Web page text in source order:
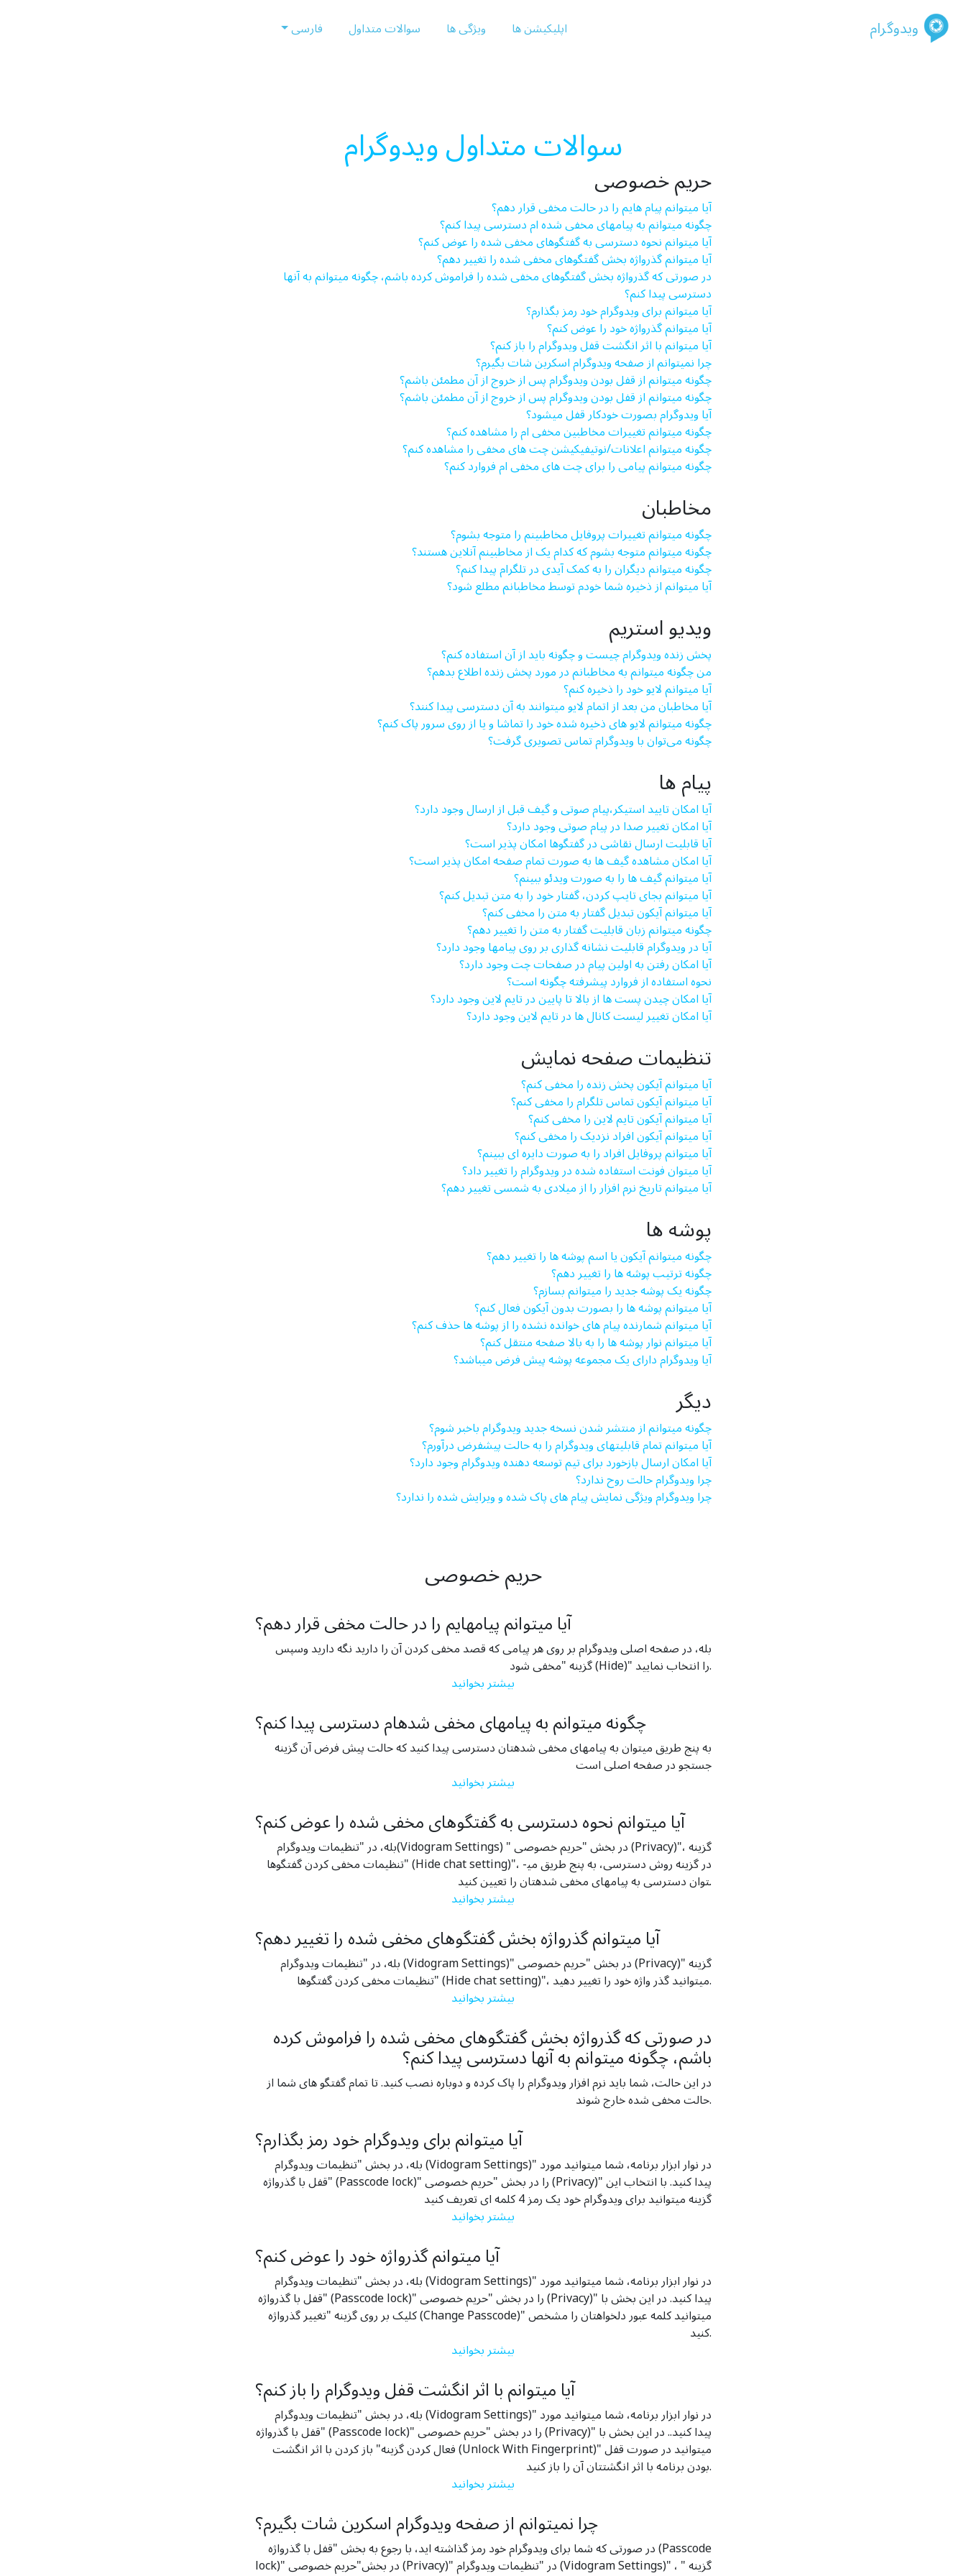
ویدوگرام اپلیکیشن ها ویژگی ها سوالات متداول فارسی
سوالات متداول ویدوگرام
حریم خصوصی
آیا می­توانم پیام ­هایم را در حالت مخفی قرار دهم؟
چگونه می­توانم به پیام­های مخفی شده­ ام دسترسی پیدا کنم؟
آیا می­توانم نحوه دسترسی به گفتگوهای مخفی شده را عوض کنم؟
آیا می­توانم گذرواژه بخش گفتگو­های مخفی شده را تغییر دهم؟
در صورتی که گذرواژه بخش گفتگوهای مخفی شده را فراموش کرده باشم، چگونه می­توانم به آنها
دسترسی پیدا کنم؟
آیا می­توانم برای ویدوگرام خود رمز بگذارم؟
آیا می­توانم گذرواژه خود را عوض کنم؟
آیا می­توانم با اثر انگشت قفل ویدوگرام را باز کنم؟
چرا نمی­توانم از صفحه ویدوگرام اسکرین شات بگیرم؟
چگونه می­توانم از قفل بودن ویدوگرام پس از خروج از آن مطمئن باشم؟
چگونه می­توانم از قفل بودن ویدوگرام پس از خروج از آن مطمئن باشم؟
آیا ویدوگرام بصورت خودکار قفل می­شود؟
چگونه میتوانم تغییرات مخاطبین مخفی ام را مشاهده کنم؟
چگونه میتوانم اعلانات/نوتیفیکیشن چت های مخفی را مشاهده کنم؟
چگونه میتوانم پیامی را برای چت های مخفی ام فروارد کنم؟
مخاطبان
چگونه می­توانم تغییرات پروفایل مخاطبینم را متوجه بشوم؟
چگونه می­توانم متوجه بشوم که کدام یک از مخاطبینم آنلاین هستند؟
چگونه می­توانم دیگران را به کمک آیدی در تلگرام پیدا کنم؟
آیا میتوانم از ذخیره شما خودم توسط مخاطبانم مطلع شود؟
ویدیو استریم
پخش زنده ویدوگرام چیست و چگونه باید از آن استفاده کنم؟
من چگونه می­توانم به مخاطبانم در مورد پخش زنده اطلاع بدهم؟
آیا می­توانم لایو خود را ذخیره کنم؟
آیا مخاطبان من بعد از اتمام لایو می­توانند به آن دسترسی پیدا کنند؟
چگونه میتوانم لایو های ذخیره شده خود را تماشا و یا از روی سرور پاک کنم؟
چگونه می‌توان با ویدوگرام تماس تصویری گرفت؟
پیام ها
آیا امکان تایید استیکر،پیام صوتی و گیف قبل از ارسال وجود دارد؟
آیا امکان تغییر صدا در پیام صوتی وجود دارد؟
آیا قابلیت ارسال نقاشی در گفتگوها امکان پذیر است؟
آیا امکان مشاهده گیف ها به صورت تمام صفحه امکان پذیر است؟
آیا میتوانم گیف ها را به صورت ویدئو ببینم؟
آیا میتوانم بجای تایپ کردن، گفتار خود را به متن تبدیل کنم؟
آیا میتوانم آیکون تبدیل گفتار به متن را مخفی کنم؟
چگونه میتوانم زبان قابلیت گفتار به متن را تغییر دهم؟
آیا در ویدوگرام قابلیت نشانه گذاری بر روی پیام­ها وجود دارد؟
آیا امکان رفتن به اولین پیام در صفحات چت وجود دارد؟
نحوه استفاده از فروارد پیشرفته چگونه است؟
آیا امکان چیدن پست ها از بالا تا پایین در تایم لاین وجود دارد؟
آیا امکان تغییر لیست کانال ها در تایم لاین وجود دارد؟
تنظیمات صفحه نمایش
آیا می­توانم آیکون پخش زنده را مخفی کنم؟
آیا می­توانم آیکون تماس تلگرام را مخفی کنم؟
آیا می­توانم آیکون تایم لاین را مخفی کنم؟
آیا می­توانم آیکون افراد نزدیک را مخفی کنم؟
آیا می­توانم پروفایل افراد را به صورت دایره ای ببینم؟
آیا میتوان فونت استفاده شده در ویدوگرام را تغییر داد؟
آیا می­توانم تاریخ نرم افزار را از میلادی به شمسی تغییر دهم؟
پوشه ها
چگونه میتوانم آیکون یا اسم پوشه ها را تغییر دهم؟
چگونه ترتیب پوشه ها را تغییر دهم؟
چگونه یک پوشه جدید را میتوانم بسازم؟
آیا میتوانم پوشه ها را بصورت بدون آیکون فعال کنم؟
آیا میتوانم شمارنده پیام های خوانده نشده را از پوشه ها حذف کنم؟
آیا میتوانم نوار پوشه ها را به بالا صفحه منتقل کنم؟
آیا ویدوگرام دارای یک مجموعه پوشه پیش فرض میباشد؟
دیگر
چگونه می­توانم از منتشر شدن نسخه جدید ویدوگرام باخبر شوم؟
آیا می­توانم تمام قابلیت­های ویدوگرام را به حالت پیشفرض درآورم؟
آیا امکان ارسال بازخورد برای تیم توسعه دهنده ویدوگرام وجود دارد؟
چرا ویدوگرام حالت روح ندارد؟
چرا ویدوگرام ویژگی نمایش پیام های پاک شده و ویرایش شده را ندارد؟
حریم خصوصی
آیا می­توانم پیام­هایم را در حالت مخفی قرار دهم؟
بله، در صفحه اصلی ویدوگرام بر روی هر پیامی که قصد مخفی کردن آن را دارید نگه دارید وسپس
گزینه "مخفی شود (Hide)" را انتخاب نمایید.
بیشتر بخوانید
چگونه می­توانم به پیام­های مخفی شده­ام دسترسی پیدا کنم؟
به پنج طریق می­توان به پیام­های مخفی شده­تان دسترسی پیدا کنید که حالت پیش فرض آن گزینه
جستجو در صفحه اصلی است
بیشتر بخوانید
آیا می­توانم نحوه دسترسی به گفتگوهای مخفی شده را عوض کنم؟
بله، در "تنظیمات ویدوگرام(Vidogram Settings) " در بخش "حریم خصوصی (Privacy)"، گزینه
"تنظیمات مخفی کردن گفتگوها (Hide chat setting)"، در گزینه روش دسترسی، به پنج طریق می­
توان دسترسی به پیام­های مخفی شده­تان را تعیین کنید.
بیشتر بخوانید
آیا می­توانم گذرواژه بخش گفتگو­های مخفی شده را تغییر دهم؟
بله، در "تنظیمات ویدوگرام (Vidogram Settings)" در بخش "حریم خصوصی (Privacy)" گزینه
"تنظیمات مخفی کردن گفتگوها (Hide chat setting)"، می­توانید گذر واژه خود را تغییر دهید.
بیشتر بخوانید
در صورتی که گذرواژه بخش گفتگوهای مخفی شده را فراموش کرده
باشم، چگونه می­توانم به آنها دسترسی پیدا کنم؟
در این حالت، شما باید نرم افزار ویدوگرام را پاک کرده و دوباره نصب کنید. تا تمام گفتگو های شما از
حالت مخفی شده خارج شوند.
آیا می­توانم برای ویدوگرام خود رمز بگذارم؟
بله، در بخش "تنظیمات ویدوگرام (Vidogram Settings)" در نوار ابزار برنامه، شما می­توانید مورد
"قفل با گذرواژه (Passcode lock)" را در بخش "حریم خصوصی (Privacy)" پیدا کنید. با انتخاب این
گزینه می­توانید برای ویدوگرام خود یک رمز 4 کلمه ای تعریف کنید
بیشتر بخوانید
آیا می­توانم گذرواژه خود را عوض کنم؟
بله، در بخش "تنظیمات ویدوگرام (Vidogram Settings)" در نوار ابزار برنامه، شما می­توانید مورد
"قفل با گذرواژه (Passcode lock)" را در بخش "حریم خصوصی (Privacy)" پیدا کنید. در این بخش با
کلیک بر روی گزینه "تغییر گذرواژه (Change Passcode)" می­توانید کلمه عبور دلخواه­تان را مشخص
کنید.
بیشتر بخوانید
آیا می­توانم با اثر انگشت قفل ویدوگرام را باز کنم؟
بله، در بخش "تنظیمات ویدوگرام (Vidogram Settings)" در نوار ابزار برنامه، شما می­توانید مورد
"قفل با گذرواژه (Passcode lock)" را در بخش "حریم خصوصی (Privacy)" پیدا کنید.. در این بخش با
فعال کردن گزینه" باز کردن با اثر انگشت (Unlock With Fingerprint)" می­توانید در صورت قفل
بودن برنامه با اثر انگشت­تان آن را باز کنید.
بیشتر بخوانید
چرا نمی­توانم از صفحه ویدوگرام اسکرین شات بگیرم؟
در صورتی که شما برای ویدوگرام خود رمز گذاشته اید، با رجوع به بخش "قفل با گذرواژه (Passcode
lock)" در بخش"حریم خصوصی (Privacy)" در "تنظیمات ویدوگرام (Vidogram Settings)" ، گزینه "